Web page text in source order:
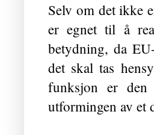
Selv om det ikke
er egnet til å
betydning, da
det skal tas
funksjon er den
utformingen av et